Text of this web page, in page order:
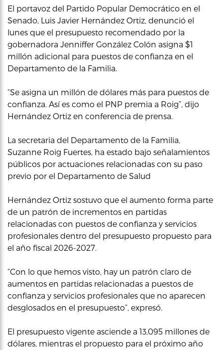
El portavoz del Partido Popular Democrático en el
Senado, Luis Javier Hernández Ortiz, denunció el
lunes que el presupuesto recomendado por la
gobernadora Jenniffer González Colón asigna $1
millón adicional para puestos de confianza en el
Departamento de la Familia.
“Se asigna un millón de dólares más para puestos de
confianza. Así es como el PNP premia a Roig”, dijo
Hernández Ortiz en conferencia de prensa.
La secretaria del Departamento de la Familia,
Suzanne Roig Fuertes, ha estado bajo señalamientos
públicos por actuaciones relacionadas con su paso
previo por el Departamento de Salud
Hernández Ortiz sostuvo que el aumento forma parte
de un patrón de incrementos en partidas
relacionadas con puestos de confianza y servicios
profesionales dentro del presupuesto propuesto para
el año fiscal 2026-2027.
“Con lo que hemos visto, hay un patrón claro de
aumentos en partidas relacionadas a puestos de
confianza y servicios profesionales que no aparecen
desglosados en el presupuesto”, expresó.
El presupuesto vigente asciende a 13,095 millones de
dólares, mientras el propuesto para el próximo año